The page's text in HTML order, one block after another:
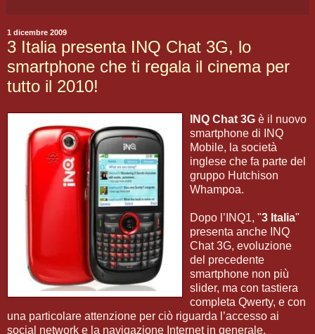
1 dicembre 2009
3 Italia presenta INQ Chat 3G, lo
smartphone che ti regala il cinema per
tutto il 2010!
INQ Chat 3G è il nuovo
smartphone di INQ
Mobile, la società
inglese che fa parte del
gruppo Hutchison
Whampoa.
Dopo l’INQ1, "3 Italia"
presenta anche INQ
Chat 3G, evoluzione
del precedente
smartphone non più
slider, ma con tastiera
completa Qwerty, e con
una particolare attenzione per ciò riguarda l’accesso ai
social network e la navigazione Internet in generale.